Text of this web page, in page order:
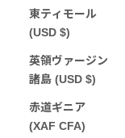
東ティモール
(USD $)
英領ヴァージン
諸島 (USD $)
赤道ギニア
(XAF CFA)